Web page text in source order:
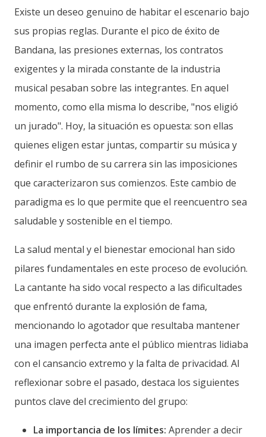
Existe un deseo genuino de habitar el escenario bajo
sus propias reglas. Durante el pico de éxito de
Bandana, las presiones externas, los contratos
exigentes y la mirada constante de la industria
musical pesaban sobre las integrantes. En aquel
momento, como ella misma lo describe, "nos eligió
un jurado". Hoy, la situación es opuesta: son ellas
quienes eligen estar juntas, compartir su música y
definir el rumbo de su carrera sin las imposiciones
que caracterizaron sus comienzos. Este cambio de
paradigma es lo que permite que el reencuentro sea
saludable y sostenible en el tiempo.
La salud mental y el bienestar emocional han sido
pilares fundamentales en este proceso de evolución.
La cantante ha sido vocal respecto a las dificultades
que enfrentó durante la explosión de fama,
mencionando lo agotador que resultaba mantener
una imagen perfecta ante el público mientras lidiaba
con el cansancio extremo y la falta de privacidad. Al
reflexionar sobre el pasado, destaca los siguientes
puntos clave del crecimiento del grupo:
La importancia de los límites: Aprender a decir